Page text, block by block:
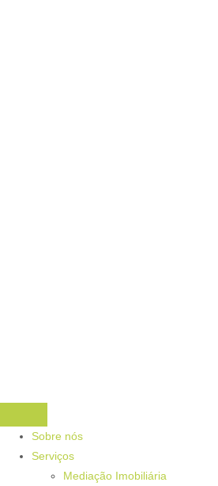
Sobre nós
Serviços
Mediação Imobiliária